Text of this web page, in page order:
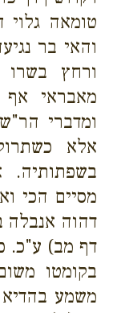
טומאה
והאי בר
ורחץ
מאבראי
ומדברי
אלא
בשפתותיה.
מסיים הכי
דהוה אנבלה
דף מב) ע"כ.
בקומטו
משמע